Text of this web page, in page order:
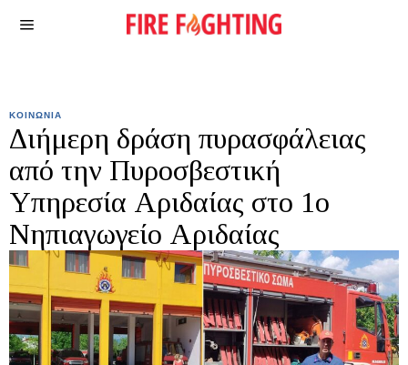
ΚΟΙΝΩΝΙΑ
Διήμερη δράση πυρασφάλειας
από την Πυροσβεστική
Υπηρεσία Αριδαίας στο 1ο
Νηπιαγωγείο Αριδαίας